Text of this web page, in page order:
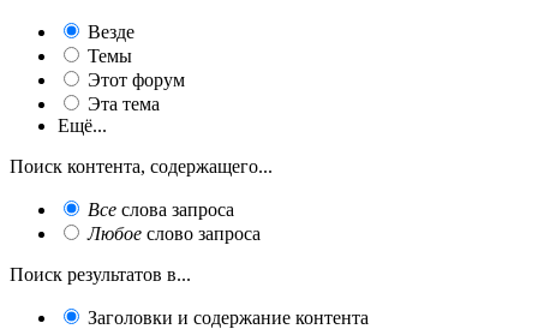
Везде
Темы
Этот форум
Эта тема
Ещё...
Поиск контента, содержащего...
Все слова запроса
Любое слово запроса
Поиск результатов в...
Заголовки и содержание контента